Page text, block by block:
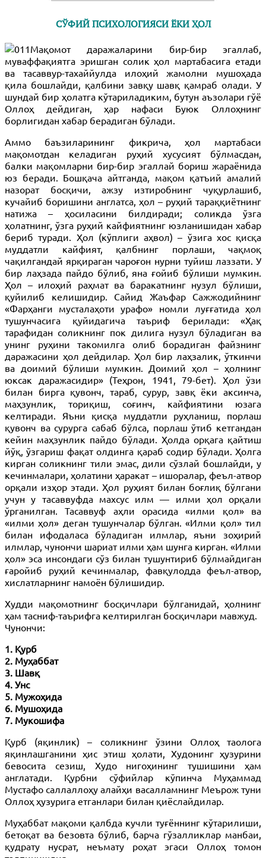
СЎФИЙ ПСИХОЛОГИЯСИ ЁКИ ҲОЛ
Мақомот даражаларини бир-бир эгаллаб,
муваффақиятга эришган солик ҳол мартабасига етади
ва тасаввур-тахаййулда илоҳий жамолни мушоҳада
қила бошлайди, қалбини завқу шавқ қамраб олади. У
шундай бир ҳолатга кўтариладиким, бутун аъзолари гўё
Оллоҳ дейдиган, ҳар нафаси Буюк Оллоҳнинг
борлигидан хабар берадиган бўлади.
Аммо баъзиларининг фикрича, ҳол мартабаси
мақомотдан келадиган руҳий хусусият бўлмасдан,
балки мақомларни бир-бир эгаллай бориш жараёнида
юз беради. Бошқача айтганда, мақом қатъий амалий
назорат босқичи, ажзу изтиробнинг чуқурлашиб,
кучайиб боришини англатса, ҳол – руҳий тараққиётнинг
натижа – ҳосиласини билдиради; соликда ўзга
ҳолатнинг, ўзга руҳий кайфиятнинг юзланишидан хабар
бериб туради. Ҳол (кўплиги аҳвол) – ўзига хос қисқа
муддатли кайфият, қалбнинг порлаши, чақмоқ
чақилгандай ярқираган чароғон нурни туйиш лаззати. У
бир лаҳзада пайдо бўлиб, яна ғойиб бўлиши мумкин.
Ҳол – илоҳий раҳмат ва баракатнинг нузул бўлиши,
қуйилиб келишидир. Сайид Жаъфар Сажжодийнинг
«Фарҳанги мусталаҳоти урафо» номли луғғатида ҳол
тушунчасига қуйидагича таъриф берилади: «Ҳақ
тарафидан соликнинг пок дилига нузул бўладиган ва
унинг руҳини такомилга олиб борадиган файзнинг
даражасини ҳол дейдилар. Ҳол бир лаҳзалик, ўткинчи
ва доимий бўлиши мумкин. Доимий ҳол – ҳолнинг
юксак даражасидир» (Теҳрон, 1941, 79-бет). Ҳол ўзи
билан бирга қувонч, тараб, сурур, завқ ёки аксинча,
маҳзунлик, ториқиш, соғинч, кайфиятини юзага
келтиради. Яъни қисқа муддатли руҳланиш, порлаш
қувонч ва сурурга сабаб бўлса, порлаш ўтиб кетгандан
кейин маҳзунлик пайдо бўлади. Ҳолда орқага қайтиш
йўқ, ўзгариш фақат олдинга қараб содир бўлади. Ҳолга
кирган соликнинг тили эмас, дили сўзлай бошлайди, у
кечинмалари, ҳолатини ҳаракат – ишоралар, феъл-атвор
орқали изҳор этади. Ҳол руҳият билан боғлиқ бўлгани
учун у тасаввуфда махсус илм — илми ҳол орқали
ўрганилган. Тасаввуф аҳли орасида «илми қол» ва
«илми ҳол» деган тушунчалар бўлган. «Илми қол» тил
билан ифодаласа бўладиган илмлар, яъни зоҳирий
илмлар, чунончи шариат илми ҳам шунга кирган. «Илми
ҳол» эса инсондаги сўз билан тушунтириб бўлмайдиган
ғаройиб руҳий кечинмалар, фавқулодда феъл-атвор,
хислатларнинг намоён бўлишидир.
Худди мақомотнинг босқичлари бўлганидай, ҳолнинг
ҳам тасниф-таърифга келтирилган босқичлари мавжуд.
Чунончи:
1. Қурб
2. Муҳаббат
3. Шавқ
4. Унс
5. Мужоҳида
6. Мушоҳида
7. Мукошифа
Қурб (яқинлик) – соликнинг ўзини Оллоҳ таолога
яқинлашганини ҳис этиш ҳолати, Худонинг ҳузурини
бевосита сезиш, Худо нигоҳининг тушишини ҳам
англатади. Қурбни сўфийлар кўпинча Муҳаммад
Мустафо саллаллоҳу алайҳи васалламнинг Меърож туни
Оллоҳ ҳузурига етганлари билан қиёслайдилар.
Муҳаббат мақоми қалбда кучли туғённинг кўтарилиши,
бетоқат ва безовта бўлиб, барча гўзалликлар манбаи,
қудрату нусрат, неъмату роҳат эгаси Оллоҳ томон